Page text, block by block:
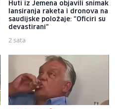
Huti iz Jemena objavili snimak
lansiranja raketa i dronova na
saudijske položaje: "Oficiri su
devastirani"
2 sata